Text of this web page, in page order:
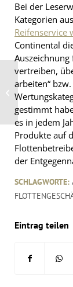
Bei der
Kategorien
Reifenservice
Continental
vertreiben,
arbeiten“
gestimmt
es in jedem
Produkte auf
der
SCHLAGWORTE:
Eintrag teilen
Premiere des
TyreSystem-
bei der „Tire